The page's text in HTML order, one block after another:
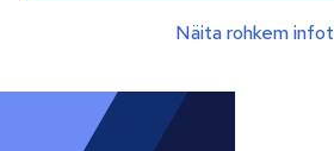
Näita rohkem infot